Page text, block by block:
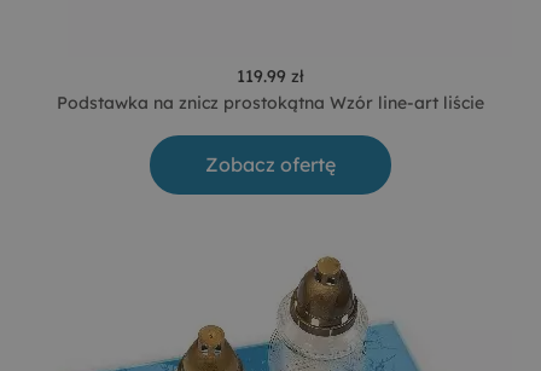
119.99 zł
Podstawka na znicz prostokątna Wzór line-art liście
Zobacz ofertę